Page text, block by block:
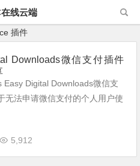
线云端
插件
Downloads微信支付插件
Easy Digital Downloads微信支
无法申请微信支付的个人用户使
5,912